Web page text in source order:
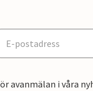
avanmälan i våra